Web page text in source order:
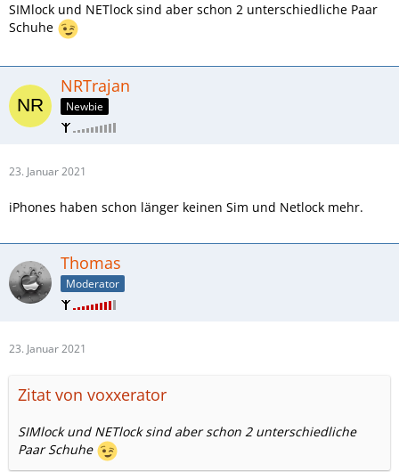
SIMlock und NETlock sind aber schon 2 unterschiedliche Paar
Schuhe
NRTrajan
Newbie
23. Januar 2021
iPhones haben schon länger keinen Sim und Netlock mehr.
Thomas
Moderator
23. Januar 2021
Zitat von voxxerator
SIMlock und NETlock sind aber schon 2 unterschiedliche
Paar Schuhe